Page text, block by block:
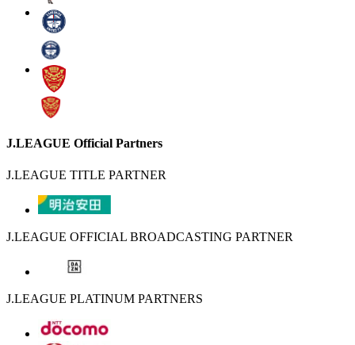
J.LEAGUE Official Partners
J.LEAGUE TITLE PARTNER
J.LEAGUE OFFICIAL BROADCASTING PARTNER
J.LEAGUE PLATINUM PARTNERS